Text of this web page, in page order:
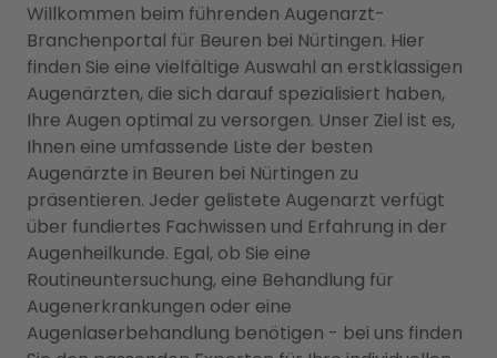
Willkommen beim führenden Augenarzt-
Branchenportal für Beuren bei Nürtingen. Hier
finden Sie eine vielfältige Auswahl an erstklassigen
Augenärzten, die sich darauf spezialisiert haben,
Ihre Augen optimal zu versorgen. Unser Ziel ist es,
Ihnen eine umfassende Liste der besten
Augenärzte in Beuren bei Nürtingen zu
präsentieren. Jeder gelistete Augenarzt verfügt
über fundiertes Fachwissen und Erfahrung in der
Augenheilkunde. Egal, ob Sie eine
Routineuntersuchung, eine Behandlung für
Augenerkrankungen oder eine
Augenlaserbehandlung benötigen - bei uns finden